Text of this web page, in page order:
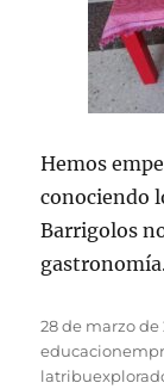
Hemos
conociendo
Barrigolos
Publicado
el
28 de marzo de